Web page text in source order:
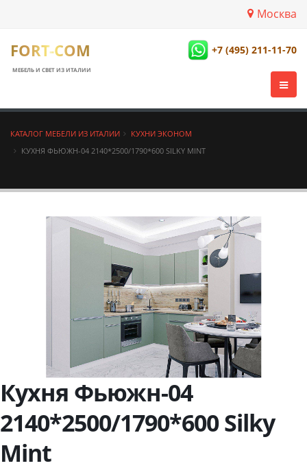
Москва
FORT-COM
МЕБЕЛЬ И СВЕТ ИЗ ИТАЛИИ
+7 (495) 211-11-70
КАТАЛОГ МЕБЕЛИ ИЗ ИТАЛИИ
КУХНИ ЭКОНОМ
КУХНЯ ФЬЮЖН-04 2140*2500/1790*600 SILKY MINT
Кухня Фьюжн-04
2140*2500/1790*600 Silky
Mint